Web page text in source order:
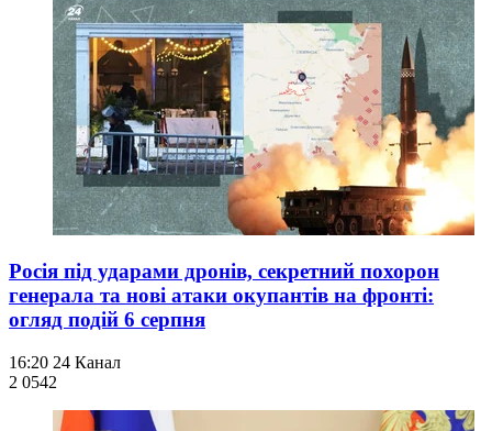
Росія під ударами дронів, секретний похорон
генерала та нові атаки окупантів на фронті:
огляд подій 6 серпня
16:20 24 Канал
2 0542